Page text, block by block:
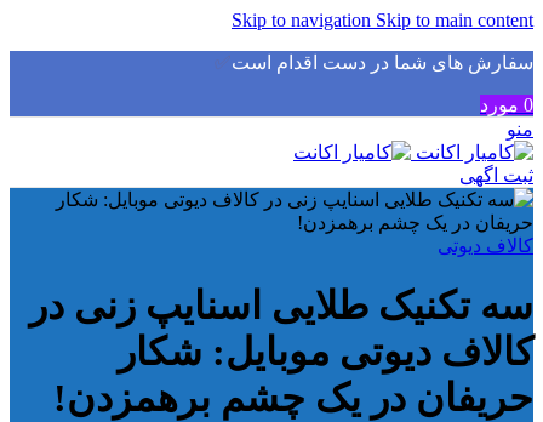
Skip to navigation Skip to main content
سفارش های شما در دست اقدام است✅
0 مورد
منو
ثبت اگهی
کالاف دیوتی
سه تکنیک طلایی اسنایپ زنی در
کالاف دیوتی موبایل: شکار
حریفان در یک چشم برهمزدن!